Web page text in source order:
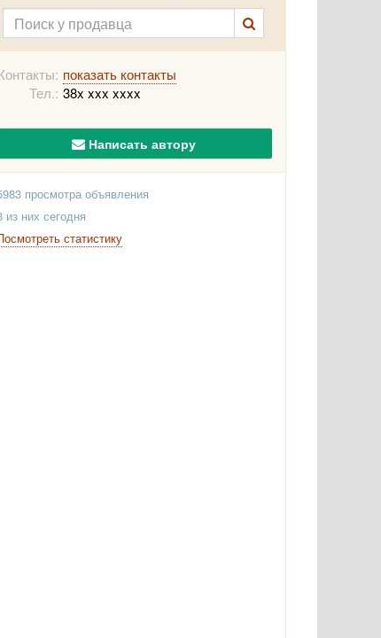
показать контакты
Тел.: 38x xxx xxxx
Написать автору
просмотра объявления
из них сегодня
статистику